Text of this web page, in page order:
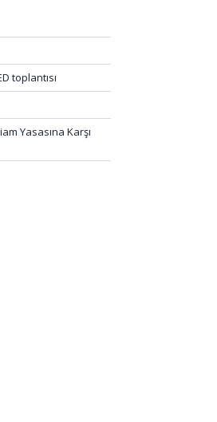
toplantısı
Yasasına Karşı